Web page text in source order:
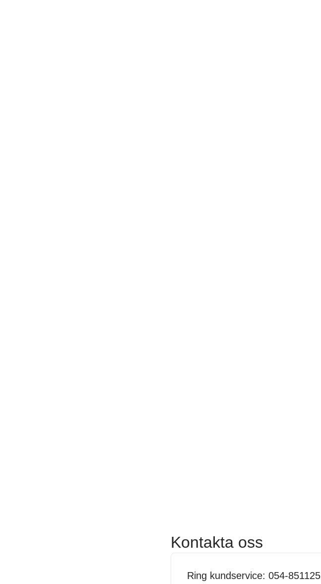
Kontakta oss
Ring kundservice: 054-851125